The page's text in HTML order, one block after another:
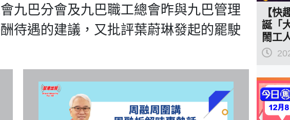
九巴分會及九巴職工總會昨與九巴管理
待遇的建議，又批評葉蔚琳發起的罷駛
【快
誕「
鬧工
「要